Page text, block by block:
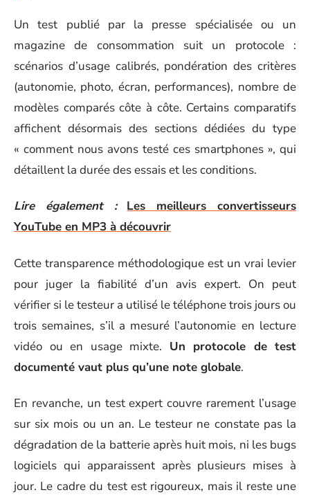
Un test publié par la presse spécialisée ou un
magazine de consommation suit un protocole :
scénarios d’usage calibrés, pondération des critères
(autonomie, photo, écran, performances), nombre de
modèles comparés côte à côte. Certains comparatifs
affichent désormais des sections dédiées du type
« comment nous avons testé ces smartphones », qui
détaillent la durée des essais et les conditions.
Lire également :
Les meilleurs convertisseurs
YouTube en MP3 à découvrir
Cette transparence méthodologique est un vrai levier
pour juger la fiabilité d’un avis expert. On peut
vérifier si le testeur a utilisé le téléphone trois jours ou
trois semaines, s’il a mesuré l’autonomie en lecture
vidéo ou en usage mixte. Un protocole de test
documenté vaut plus qu’une note globale.
En revanche, un test expert couvre rarement l’usage
sur six mois ou un an. Le testeur ne constate pas la
dégradation de la batterie après huit mois, ni les bugs
logiciels qui apparaissent après plusieurs mises à
jour. Le cadre du test est rigoureux, mais il reste une